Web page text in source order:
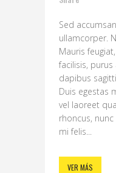
Sed
ullamcorper.
Mauris
facilisis,
dapibus
Duis egestas
vel laoreet
rhoncus,
mi felis...
VER MÁS